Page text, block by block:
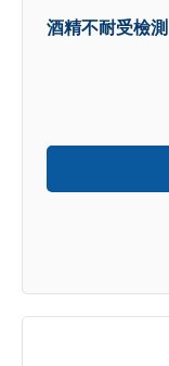
酒精不耐受檢測